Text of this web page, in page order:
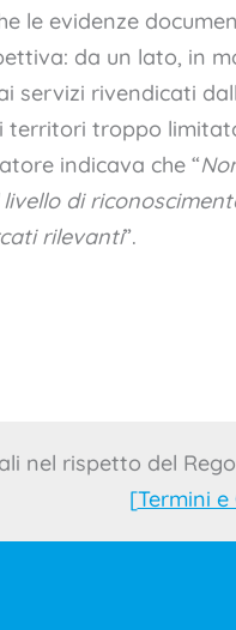
le evidenze
da un lato, in
servizi rivendicati
territori troppo
indicava che “
di
rilevanti”.
nel rispetto del
[Termini